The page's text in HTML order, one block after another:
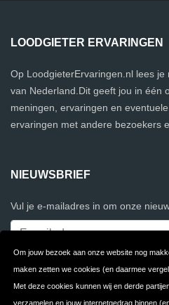
Om jouw bezoek aan onze website nog
maken zetten we cookies (en daarmee
Met deze cookies kunnen wij en derde
verzamelen en jouw internetgedrag binnen
LOODGIETER ERVARINGEN
Op LoodgieterErvaringen.nl lees
van Nederland.Dit geeft jou in één
meningen, ervaringen en
ervaringen met andere bezoekers
NIEUWSBRIEF
Vul je e-mailadres in om onze
Contact